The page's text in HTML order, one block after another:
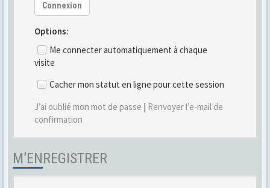
Connexion
Options:
Me connecter automatiquement à chaque
visite
Cacher mon statut en ligne pour cette session
J’ai oublié mon mot de passe | Renvoyer l’e-mail de
confirmation
M’ENREGISTRER